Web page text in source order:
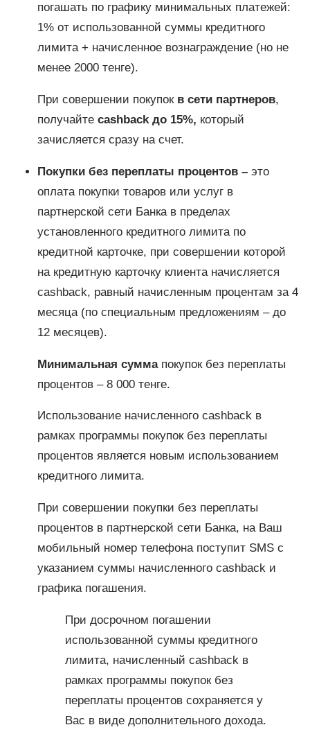
погашать по графику минимальных платежей:
1% от использованной суммы кредитного
лимита + начисленное вознаграждение (но не
менее 2000 тенге).
При совершении покупок в сети партнеров,
получайте cashback до 15%, который
зачисляется сразу на счет.
Покупки без переплаты процентов –это
оплата покупки товаров или услуг в
партнерской сети Банка в пределах
установленного кредитного лимита по
кредитной карточке, при совершении которой
на кредитную карточку клиента начисляется
cashback, равный начисленным процентам за 4
месяца (по специальным предложениям – до
12 месяцев).
Минимальная суммапокупок без переплаты
процентов – 8 000 тенге.
Использование начисленного cashback в
рамках программы покупок без переплаты
процентов является новым использованием
кредитного лимита.
При совершении покупки без переплаты
процентов в партнерской сети Банка, на Ваш
мобильный номер телефона поступит SMS с
указанием суммы начисленного cashback и
графика погашения.
При досрочном погашении
использованной суммы кредитного
лимита, начисленный cashback в
рамках программы покупок без
переплаты процентов сохраняется у
Вас в виде дополнительного дохода.